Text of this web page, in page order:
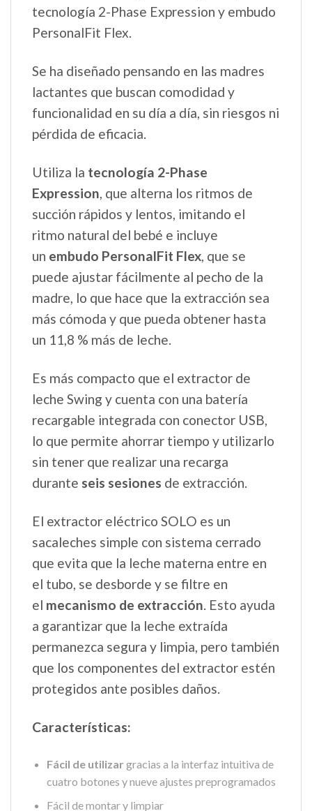
tecnología 2-Phase Expression y embudo
PersonalFit Flex.
Se ha diseñado pensando en las madres
lactantes que buscan comodidad y
funcionalidad en su día a día, sin riesgos ni
pérdida de eficacia.
Utiliza la tecnología 2-Phase
Expression, que alterna los ritmos de
succión rápidos y lentos, imitando el
ritmo natural del bebé e incluye
un embudo PersonalFit Flex, que se
puede ajustar fácilmente al pecho de la
madre, lo que hace que la extracción sea
más cómoda y que pueda obtener hasta
un 11,8 % más de leche.
Es más compacto que el extractor de
leche Swing y cuenta con una batería
recargable integrada con conector USB,
lo que permite ahorrar tiempo y utilizarlo
sin tener que realizar una recarga
durante seis sesiones de extracción.
El extractor eléctrico SOLO es un
sacaleches simple con sistema cerrado
que evita que la leche materna entre en
el tubo, se desborde y se filtre en
el mecanismo de extracción. Esto ayuda
a garantizar que la leche extraída
permanezca segura y limpia, pero también
que los componentes del extractor estén
protegidos ante posibles daños.
Características:
Fácil de utilizar gracias a la interfaz intuitiva de
cuatro botones y nueve ajustes preprogramados
Fácil de montar y limpiar